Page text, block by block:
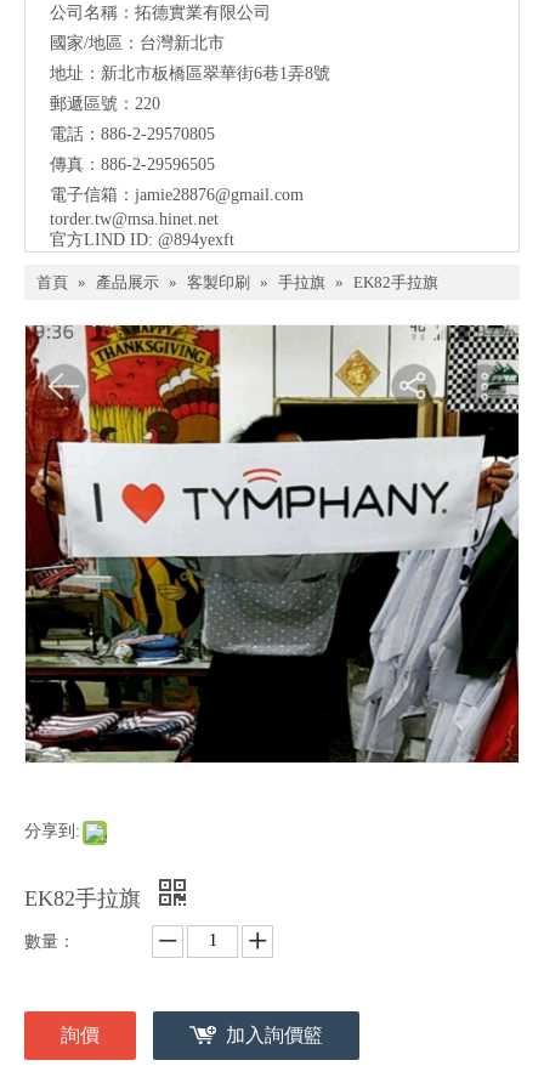
公司名稱：拓德實業有限公司
國家/地區：台灣新北市
地址：新北市板橋區翠華街6巷1弄8號
郵遞區號：220
電話：886-2-29570805
傳真：886-2-29596505
電子信箱： jamie28876@gmail.com
torder.tw@msa.hinet.net
官方LIND ID: @894yexft
首頁 » 產品展示 » 客製印刷 » 手拉旗 » EK82手拉旗
分享到:
EK82手拉旗
數量：
詢價 加入詢價籃